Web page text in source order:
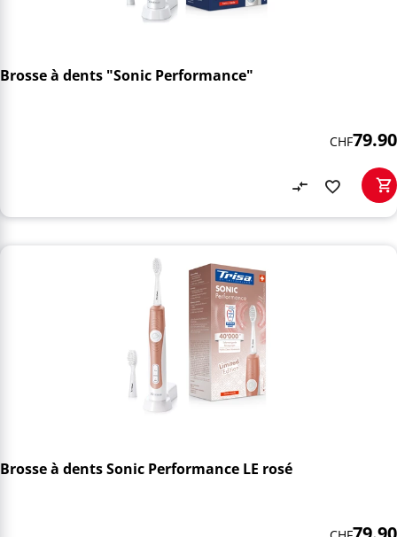
Brosse à dents "Sonic Performance"
CHF79.90
Brosse à dents Sonic Performance LE rosé